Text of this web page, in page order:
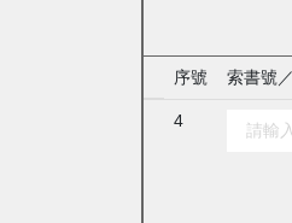
序號 索書號
4